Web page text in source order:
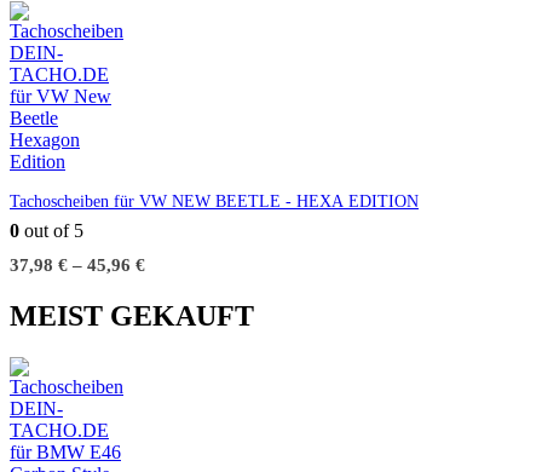
Tachoscheiben für VW NEW BEETLE - HEXA EDITION
0 out of 5
37,98 € – 45,96 €
MEIST GEKAUFT